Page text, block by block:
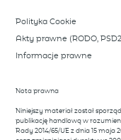
Polityka Cookie
Akty prawne (RODO,
Informacje prawne
Nota prawna
Niniejszy materiał został
publikację handlową w
Rady 2014/65/UE z dnia 15